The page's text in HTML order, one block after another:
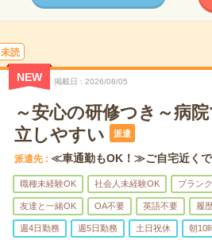
未読
NEW 掲載日 2026/08/05
～安心の研修つき～病
立しやすい
派遣
派遣先 ≪車通勤もOK！≫ご自宅近くで
職種未経験OK 社会人未経験OK ブラン
友達と一緒OK OA不要 英語不要 履
週4日勤務 週5日勤務 土日祝休 朝10